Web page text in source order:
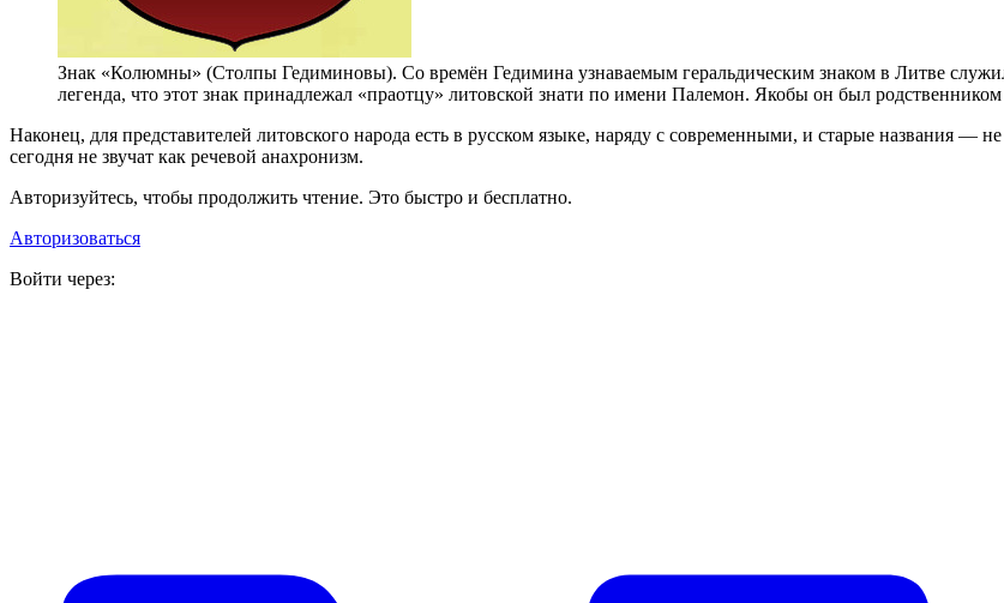
Знак «Колюмны» (Столпы Гедиминовы). Со времён Гедимина узнаваемым геральдическим знаком в Литве
легенда, что этот знак принадлежал «праотцу» литовской знати по имени Палемон. Якобы он был
Наконец, для представителей литовского народа есть в русском языке, наряду с современными, и старые названия —
сегодня не звучат как речевой анахронизм.
Авторизуйтесь, чтобы продолжить чтение. Это быстро и бесплатно.
Авторизоваться
Войти через: